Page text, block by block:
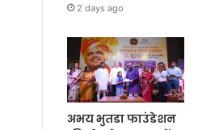
2 days ago
अभय भुतडा फाउंडेशन